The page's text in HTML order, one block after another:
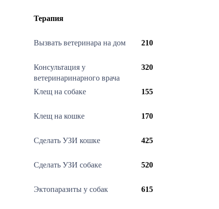
Терапия
Вызвать ветеринара на дом 210
Консультация у
ветеринаринарного врача
320
Клещ на собаке 155
Клещ на кошке 170
Сделать УЗИ кошке 425
Сделать УЗИ собаке 520
Эктопаразиты у собак 615